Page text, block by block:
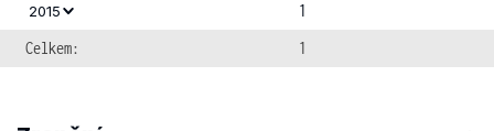
2015
1
Celkem:
1